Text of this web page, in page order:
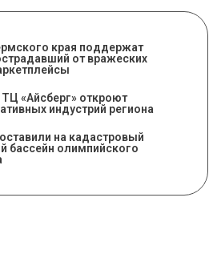
края поддержат
от вражеских
«Айсберг» откроют
индустрий региона
на кадастровый
бассейн олимпийского